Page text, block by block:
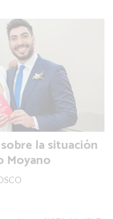
la situación
Moyano